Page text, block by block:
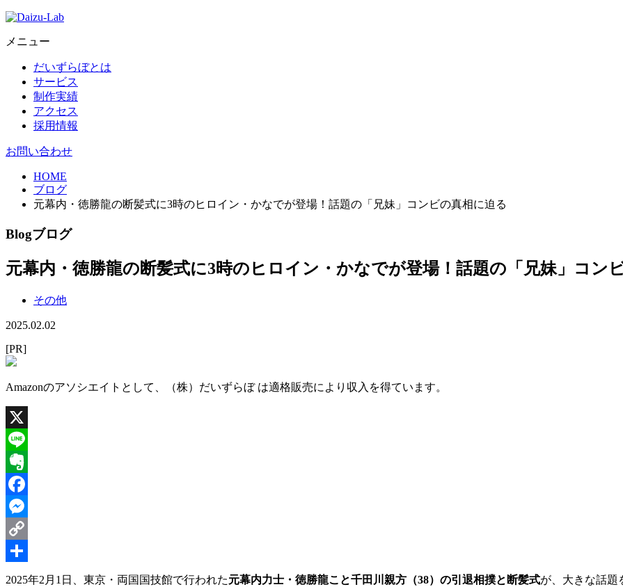
メニュー
だいずらぼとは
サービス
制作実績
アクセス
採用情報
お問い合わせ
HOME
ブログ
元幕内・徳勝龍の断髪式に3時のヒロイン・かなでが登場！話題の「兄妹」コンビの真相に迫る
Blogブログ
元幕内・徳勝龍の断髪式に3時のヒロイン・かなでが登場！話題の「兄妹」コン
その他
2025.02.02
[PR]
Amazonのアソシエイトとして、（株）だいずらぼ は適格販売により収入を得ています。
X
Line
Evernote
Facebook
Messenger
Copy
2025年2月1日、東京・両国国技館で行われた元幕内力士・徳勝龍こと千田川親方（38）の引退相撲と断髪式が、大きな話題